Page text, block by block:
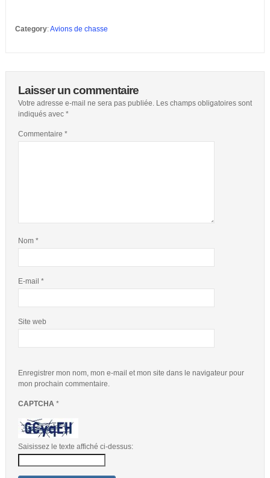
Category:Avions de chasse
Laisser un commentaire
Votre adresse e-mail ne sera pas publiée. Les champs obligatoires sont
indiqués avec *
Commentaire *
Nom *
E-mail *
Site web
Enregistrer mon nom, mon e-mail et mon site dans le navigateur pour
mon prochain commentaire.
CAPTCHA *
Saisissez le texte affiché ci-dessus: